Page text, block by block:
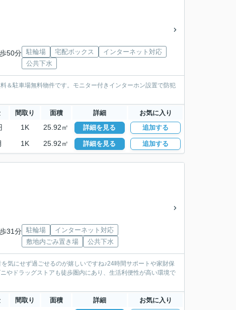
50分 駐輪場 宅配ボックス
インターネット対応
公共下水
＆駐車場無料物件です。モニター付きインターホン設置で防犯
間取り 面積 詳細 お気に入り
1K 25.92㎡ 詳細を見る 追加する
1K 25.92㎡ 詳細を見る 追加する
31分 駐輪場
インターネット対応
敷地内ごみ置き場
公共下水
気にせず過ごせるのが嬉しいですね♪24時間サポートや家財保
やドラッグストアも徒歩圏内にあり、生活利便性が高い環境で
間取り 面積 詳細 お気に入り